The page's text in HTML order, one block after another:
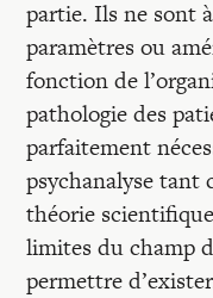
partie. Ils ne sont
paramètres ou
fonction de
pathologie des
parfaitement
psychanalyse tant
théorie
limites du champ
permettre